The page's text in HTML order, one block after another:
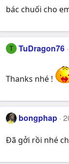
bác chuối cho
T TuDragon76
Thanks nhé !
bongphap
Đã gởi rồi nhé